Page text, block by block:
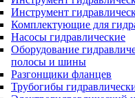
Инструмент
Комплектующие для
Насосы гидравлические
Оборудование
полосы и шины
Разгонщики фланцев
Трубогибы